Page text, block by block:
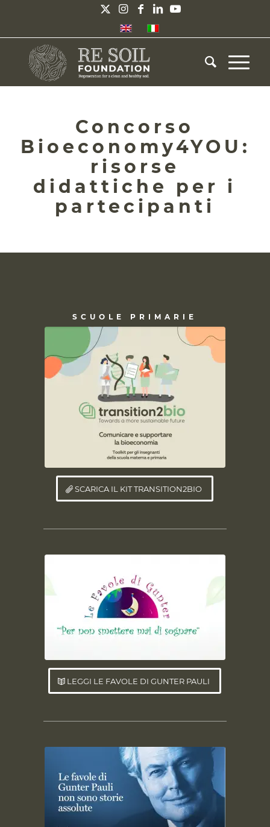
Concorso
Bioeconomy4YOU:
risorse
didattiche per i
partecipanti
SCUOLE PRIMARIE
SCARICA IL KIT TRANSITION2BIO
LEGGI LE FAVOLE DI GUNTER PAULI